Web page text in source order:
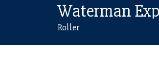
Waterman
Roller